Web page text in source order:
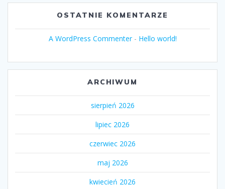
OSTATNIE KOMENTARZE
A WordPress Commenter- Hello world!
ARCHIWUM
sierpień 2026
lipiec 2026
czerwiec 2026
maj 2026
kwiecień 2026